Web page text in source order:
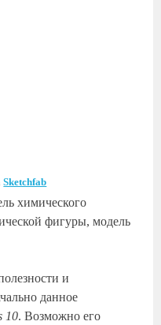
Sketchfab
химического
фигуры, модель
и
данное
10. Возможно его